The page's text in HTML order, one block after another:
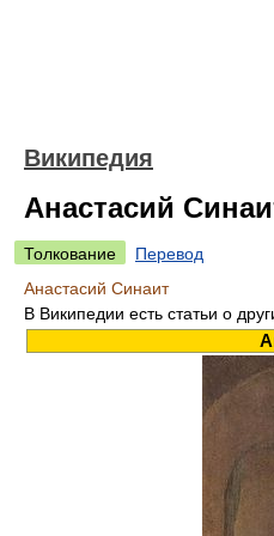
Википедия
Анастасий
Толкование
Перевод
Анастасий Синаит
В Википедии есть статьи о